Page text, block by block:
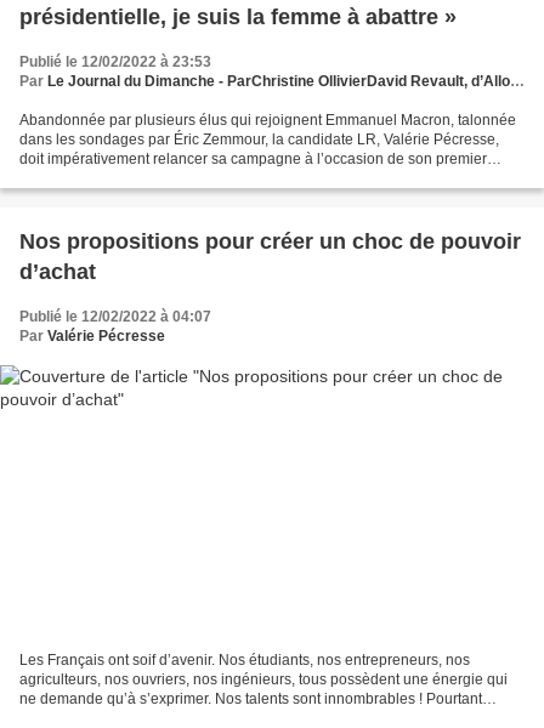
présidentielle, je suis la femme à abattre »
Publié le 12/02/2022 à 23:53
Par Le Journal du Dimanche - ParChristine OllivierDavid Revault, d’Allonnes, Jérôme Béglé
Abandonnée par plusieurs élus qui rejoignent Emmanuel Macron, talonnée
dans les sondages par Éric Zemmour, la candidate LR, Valérie Pécresse,
doit impérativement relancer sa campagne à l’occasion de son premier
Nos propositions pour créer un choc de pouvoir
d’achat
Publié le 12/02/2022 à 04:07
Par Valérie Pécresse
Les Français ont soif d’avenir. Nos étudiants, nos entrepreneurs, nos
agriculteurs, nos ouvriers, nos ingénieurs, tous possèdent une énergie qui
ne demande qu’à s’exprimer. Nos talents sont innombrables ! Pourtant